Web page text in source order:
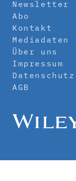
Newsletter
Abo
Kontakt
Mediadaten
Über uns
Impressum
Datenschutz
AGB